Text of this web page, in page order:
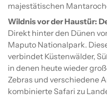
majestätischen
Wildnis vor der Haustür:
Direkt hinter den Dünen
Maputo Nationalpark.
verbindet Küstenwälder,
in denen heute wieder
Zebras und verschiedene
kombinierte Safari zu